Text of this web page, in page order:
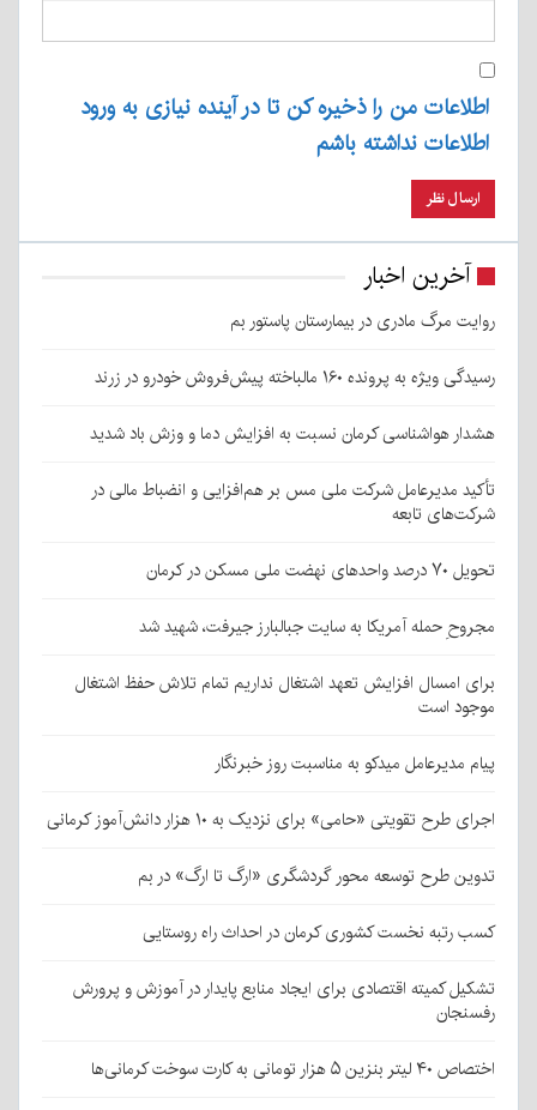
اطلاعات من را ذخیره کن تا در آینده نیازی به ورود
اطلاعات نداشته باشم
آخرین اخبار
روایت مرگ مادری در بیمارستان پاستور بم
رسیدگی ویژه به پرونده ۱۶۰ مالباخته پیش‌فروش خودرو در زرند
هشدار هواشناسی کرمان نسبت به افزایش دما و وزش باد شدید
تأکید مدیرعامل شرکت ملی مس بر هم‌افزایی و انضباط مالی در
شرکت‌های تابعه
تحویل ۷۰ درصد واحدهای نهضت ملی مسکن در کرمان
مجروحِ حمله آمریکا به سایت جبالبارز جیرفت، شهید شد
برای امسال افزایش تعهد اشتغال نداریم تمام تلاش حفظ اشتغال
موجود است
پیام مدیرعامل میدکو به مناسبت روز خبرنگار
اجرای طرح تقویتی «حامی» برای نزدیک به ۱۰ هزار دانش‌آموز کرمانی
تدوین طرح توسعه محور گردشگری «ارگ تا ارگ» در بم
کسب رتبه نخست کشوری کرمان در احداث راه روستایی
تشکیل کمیته اقتصادی برای ایجاد منابع پایدار در آموزش و پرورش
رفسنجان
اختصاص ۴۰ لیتر بنزین ۵ هزار تومانی به کارت سوخت کرمانی‌ها